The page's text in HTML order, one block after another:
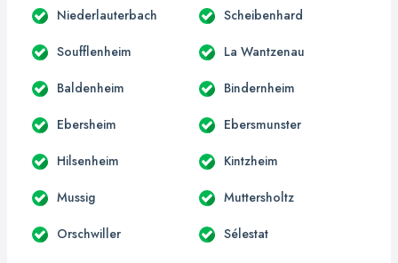
Niederlauterbach Scheibenhard
Soufflenheim La Wantzenau
Baldenheim Bindernheim
Ebersheim Ebersmunster
Hilsenheim Kintzheim
Mussig Muttersholtz
Orschwiller Sélestat